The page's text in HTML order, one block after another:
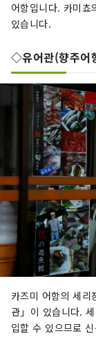
어항입니다. 카미쵸
있습니다.
◇유어관(향주어
카즈미 어항의 세
관」이 있습니다.
입할 수 있으므로